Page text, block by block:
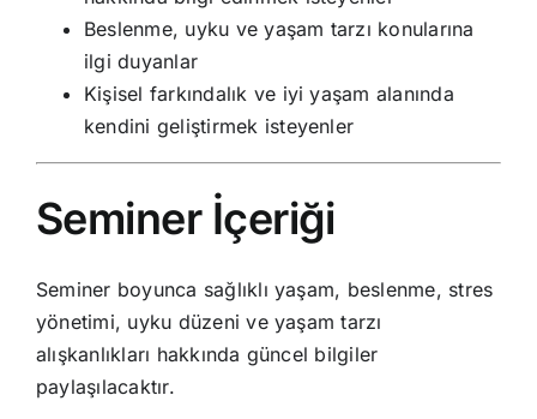
Beslenme, uyku ve yaşam tarzı konularına
ilgi duyanlar
Kişisel farkındalık ve iyi yaşam alanında
kendini geliştirmek isteyenler
Seminer İçeriği
Seminer boyunca sağlıklı yaşam, beslenme, stres
yönetimi, uyku düzeni ve yaşam tarzı
alışkanlıkları hakkında güncel bilgiler
paylaşılacaktır.